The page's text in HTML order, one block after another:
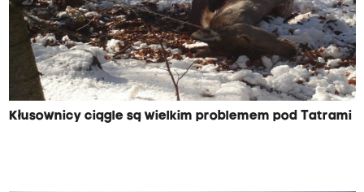
Kłusownicy ciągle są wielkim problemem pod Tatrami